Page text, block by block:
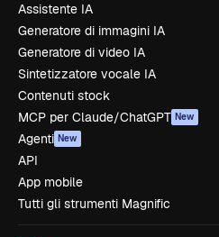
Assistente IA
Generatore di immagini IA
Generatore di video IA
Sintetizzatore vocale IA
Contenuti stock
MCP per Claude/ChatGPT New
Agenti New
API
App mobile
Tutti gli strumenti Magnific